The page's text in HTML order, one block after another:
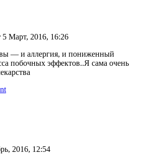
5 Март, 2016, 16:26
— и аллергия, и пониженный
побочных эффектов..Я сама очень
2016, 12:54